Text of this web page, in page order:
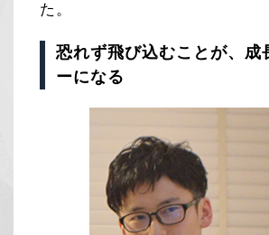
た。
恐れず飛び込むことが、成
ーになる